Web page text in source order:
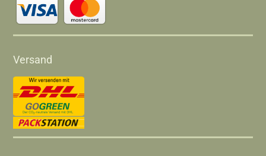
Versand